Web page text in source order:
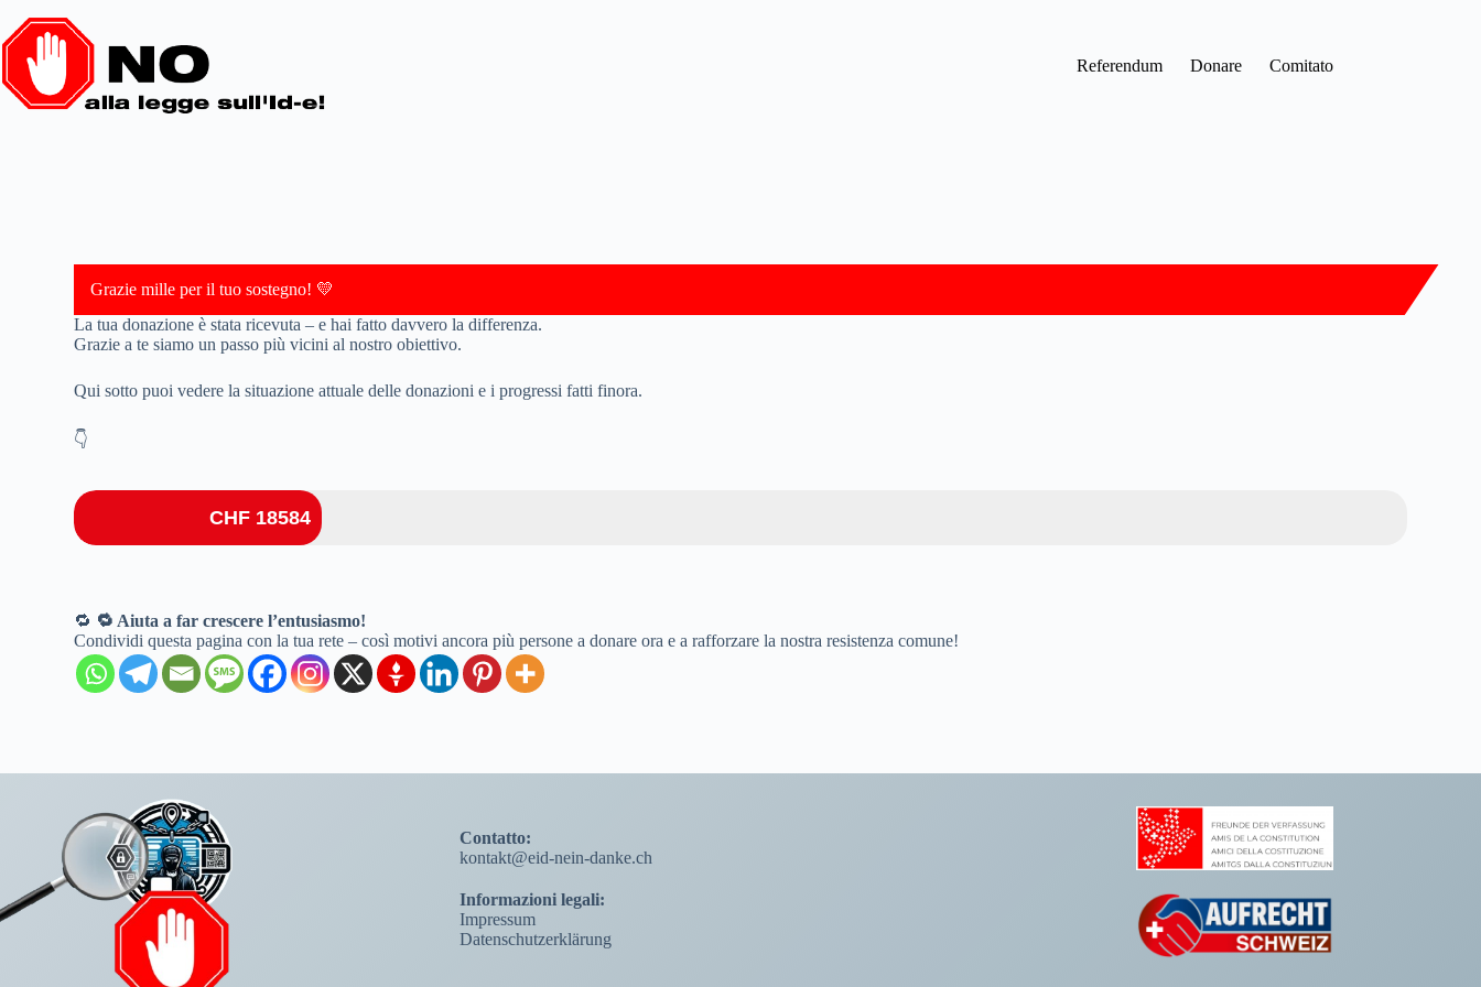
Referendum Donare Comitato
Grazie mille per il tuo sostegno! 💛
La tua donazione è stata ricevuta – e hai fatto davvero la differenza.
Grazie a te siamo un passo più vicini al nostro obiettivo.
Qui sotto puoi vedere la situazione attuale delle donazioni e i progressi fatti finora.
👇
CHF 18584
🔁 🔁 Aiuta a far crescere l’entusiasmo!
Condividi questa pagina con la tua rete – così motivi ancora più persone a donare ora e a rafforzare la nostra resistenza comune!
Contatto:
kontakt@eid-nein-danke.ch
Informazioni legali:
Impressum
Datenschutzerklärung